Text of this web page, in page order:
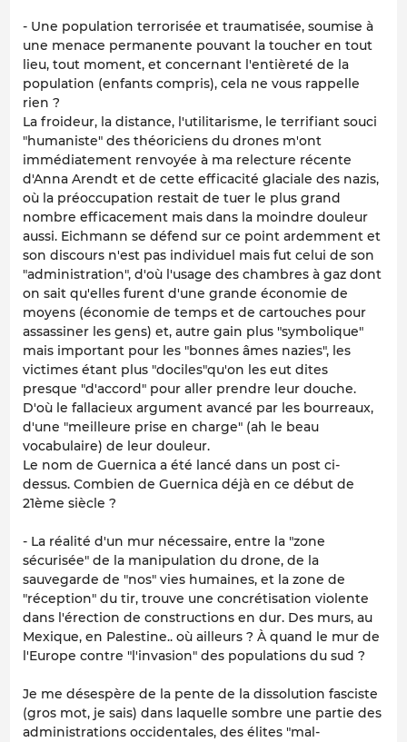
- Une population terrorisée et traumatisée, soumise à
une menace permanente pouvant la toucher en tout
lieu, tout moment, et concernant l'entièreté de la
population (enfants compris), cela ne vous rappelle
rien ?
La froideur, la distance, l'utilitarisme, le terrifiant souci
"humaniste" des théoriciens du drones m'ont
immédiatement renvoyée à ma relecture récente
d'Anna Arendt et de cette efficacité glaciale des nazis,
où la préoccupation restait de tuer le plus grand
nombre efficacement mais dans la moindre douleur
aussi. Eichmann se défend sur ce point ardemment et
son discours n'est pas individuel mais fut celui de son
"administration", d'où l'usage des chambres à gaz dont
on sait qu'elles furent d'une grande économie de
moyens (économie de temps et de cartouches pour
assassiner les gens) et, autre gain plus "symbolique"
mais important pour les "bonnes âmes nazies", les
victimes étant plus "dociles"qu'on les eut dites
presque "d'accord" pour aller prendre leur douche.
D'où le fallacieux argument avancé par les bourreaux,
d'une "meilleure prise en charge" (ah le beau
vocabulaire) de leur douleur.
Le nom de Guernica a été lancé dans un post ci-
dessus. Combien de Guernica déjà en ce début de
21ème siècle ?
- La réalité d'un mur nécessaire, entre la "zone
sécurisée" de la manipulation du drone, de la
sauvegarde de "nos" vies humaines, et la zone de
"réception" du tir, trouve une concrétisation violente
dans l'érection de constructions en dur. Des murs, au
Mexique, en Palestine.. où ailleurs ? À quand le mur de
l'Europe contre "l'invasion" des populations du sud ?
Je me désespère de la pente de la dissolution fasciste
(gros mot, je sais) dans laquelle sombre une partie des
administrations occidentales, des élites "mal-